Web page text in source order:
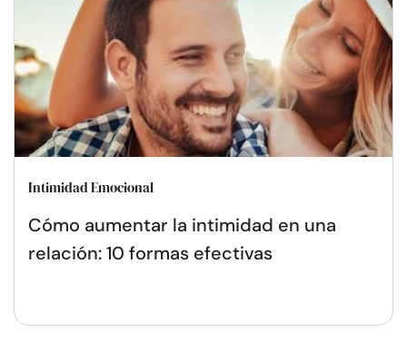
Intimidad Emocional
Cómo aumentar la intimidad en una
relación: 10 formas efectivas